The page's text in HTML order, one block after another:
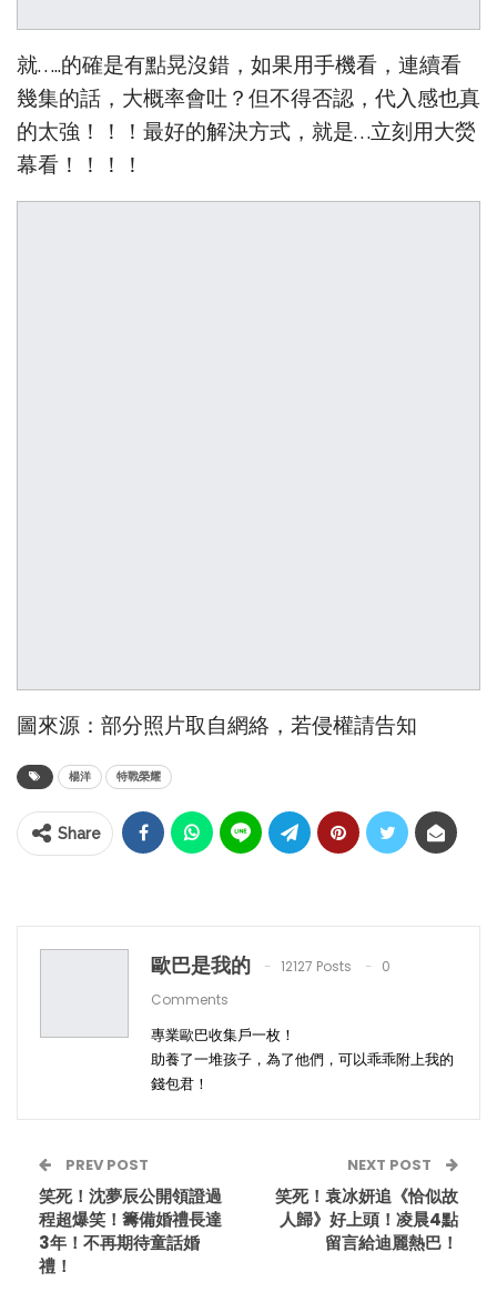
就…..的確是有點晃沒錯，如果用手機看，連續看
幾集的話，大概率會吐？但不得否認，代入感也真
的太強！！！最好的解決方式，就是…立刻用大熒
幕看！！！！
圖來源：部分照片取自網絡，若侵權請告知
楊洋 特戰榮耀
Share
歐巴是我的 12127 Posts
0
Comments
專業歐巴收集戶一枚！
助養了一堆孩子，為了他們，可以乖乖附上我的
錢包君！
PREV POST
笑死！沈夢辰公開領證過
程超爆笑！籌備婚禮長達
3年！不再期待童話婚
禮！
NEXT POST
笑死！袁冰妍追《恰似故
人歸》好上頭！凌晨4點
留言給迪麗熱巴！